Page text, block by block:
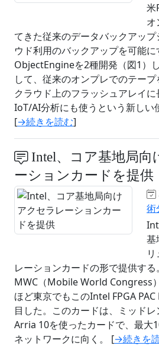
米
オ
てきた従来のデータバックアッ
ウド利用のバックアップを可能
ObjectEngineを2種開発（図1）
して、従来のオンプレでのテー
クラウド上のフラッシュアレイに
IoT/AI分析にも使うという新しい
[→続きを読む]
Intel、コア基地局向
ーションカードを提供
術
基
レーションカードの形で提供する
MWC（Mobile World Congress
ほど東京でもこのIntel FPGA
目した。このカードは、ミッドレ
Arria 10を使ったカードで、最大
ネットワークに向く。 [→続きを